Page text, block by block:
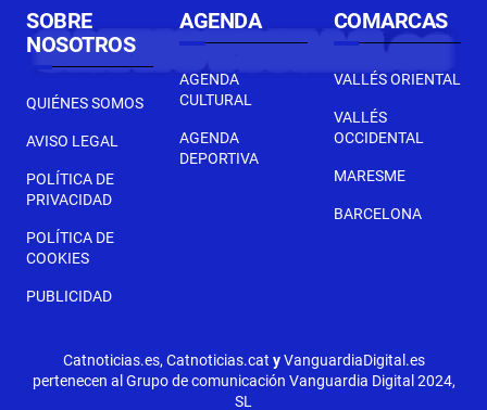
SOBRE
NOSOTROS
QUIÉNES SOMOS
AVISO LEGAL
POLÍTICA DE
PRIVACIDAD
POLÍTICA DE
COOKIES
PUBLICIDAD
AGENDA
AGENDA
CULTURAL
AGENDA
DEPORTIVA
COMARCAS
VALLÉS ORIENTAL
VALLÉS
OCCIDENTAL
MARESME
BARCELONA
Catnoticias.es, Catnoticias.cat yVanguardiaDigital.es
pertenecen al Grupo de comunicación Vanguardia Digital 2024,
SL